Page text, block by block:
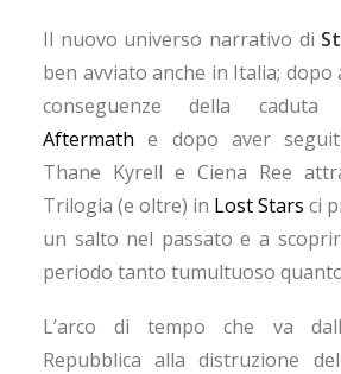
Il nuovo universo narrativo di
ben avviato anche in Italia;
conseguenze della caduta
Aftermath e dopo aver
Thane Kyrell e Ciena Ree
Trilogia (e oltre) in Lost Stars ci
un salto nel passato e a
periodo tanto tumultuoso
L’arco di tempo che va
Repubblica alla distruzione